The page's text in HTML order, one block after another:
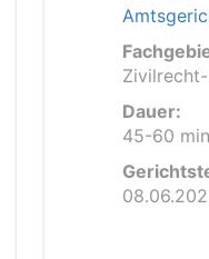
Dauer:
45-60 min